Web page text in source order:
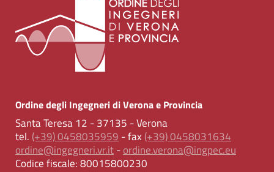
Ordine degli Ingegneri di Verona e Provincia
Santa Teresa 12 - 37135 - Verona
tel. (+39) 0458035959 - fax (+39) 0458031634
ordine@ingegneri.vr.it-ordine.verona@ingpec.eu
Codice fiscale:80015800230